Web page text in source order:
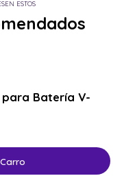
ESTOS
para Batería V-